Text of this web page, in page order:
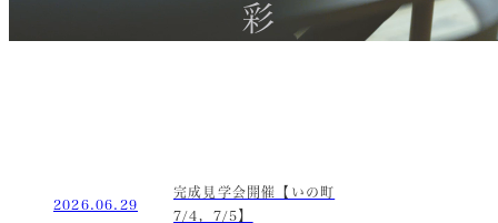
彩る
2026.06.29
完成見学会開催【いの町
7/4，7/5】